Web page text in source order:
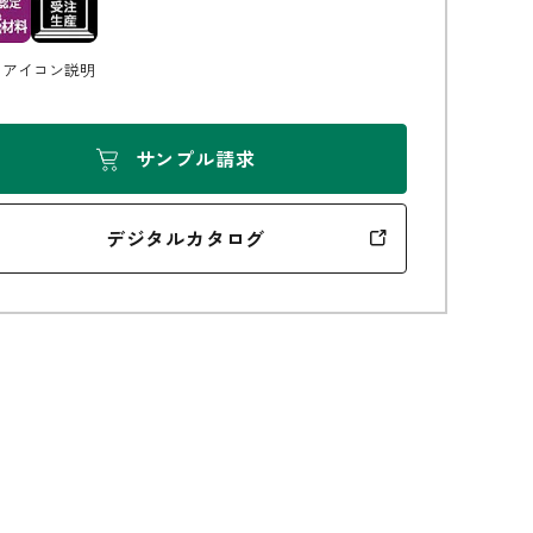
無垢の魅力
アイコン説明
サンプル請求
デジタルカタログ